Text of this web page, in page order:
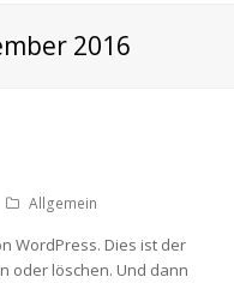
2016
Allgemein
WordPress. Dies ist der
oder löschen. Und dann